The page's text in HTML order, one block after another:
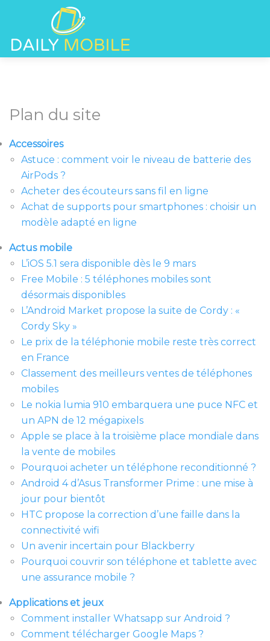
Plan du site
Accessoires
Astuce : comment voir le niveau de batterie des
AirPods ?
Acheter des écouteurs sans fil en ligne
Achat de supports pour smartphones : choisir un
modèle adapté en ligne
Actus mobile
L’iOS 5.1 sera disponible dès le 9 mars
Free Mobile : 5 téléphones mobiles sont
désormais disponibles
L’Android Market propose la suite de Cordy : «
Cordy Sky »
Le prix de la téléphonie mobile reste très correct
en France
Classement des meilleurs ventes de téléphones
mobiles
Le nokia lumia 910 embarquera une puce NFC et
un APN de 12 mégapixels
Apple se place à la troisième place mondiale dans
la vente de mobiles
Pourquoi acheter un téléphone reconditionné ?
Android 4 d’Asus Transformer Prime : une mise à
jour pour bientôt
HTC propose la correction d’une faille dans la
connectivité wifi
Un avenir incertain pour Blackberry
Pourquoi couvrir son téléphone et tablette avec
une assurance mobile ?
Applications et jeux
Comment installer Whatsapp sur Android ?
Comment télécharger Google Maps ?